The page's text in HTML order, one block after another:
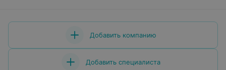
Добавить компанию
Добавить специалиста